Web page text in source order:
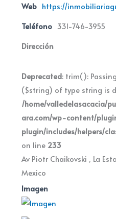
Web https://
Teléfono 331-746-3955
Dirección
Deprecated: trim():
($string) of type string is
/home/valledelasacacia/
ara.com/wp-content/
plugin/includes/helpers/
on line 233
Av Piotr Chaikovski , La
Mexico
Imagen